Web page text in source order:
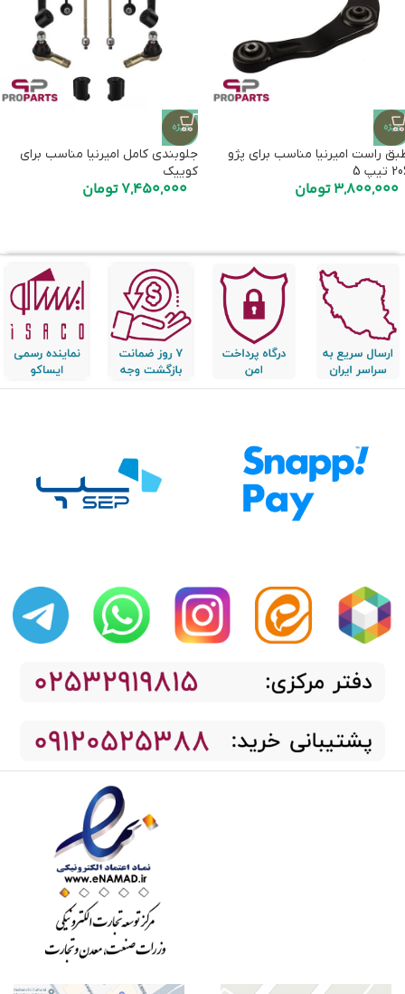
ویژه
راست امیرنیا مناسب برای پژو
تیپ 5
3,800,000تومان
ویژه
جلوبندی کامل امیرنیا مناسب برای
کوییک
7,450,000تومان